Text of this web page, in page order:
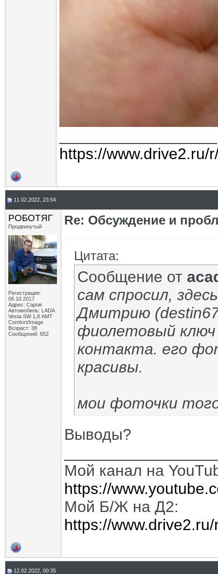
https://www.drive2.ru/
11.02.2022, 23:54
РОБОТЯГ
Продвинутый
Регистрация:
06.10.2017
Адрес: Саров
Автомобиль: LADA
Vesta SW 1,8 АМТ
Comfort/Image
Возраст: 38
Сообщений: 652
Re: Обсуждение и
Цитата:
Сообщение от
сам спросил,
Дмитрию
фиолетовый ключ
контакта. его
красивы.
мои фоточки
Выводы?
Мой канал на
https://
Мой Б/Ж на Д2:
https://
12.02.2022, 00:35